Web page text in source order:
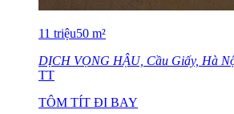
11 triệu50 m²
DỊCH VỌNG HẬU, Cầu Giấy, Hà
TT
TÔM TÍT ĐI BAY